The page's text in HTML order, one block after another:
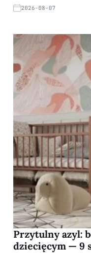
2026-08-07
Przytulny azyl:
dziecięcym — 9